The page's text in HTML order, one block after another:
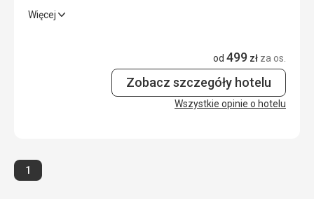
Czysto, przytulnie, obsługa absolutnie w porządku
Miło zadowolony
4,0/ 5
4,0/ 5
Więcej
od 499 zł za os.
Zobacz szczegóły hotelu
Wszystkie opinie o hotelu
Strona
1